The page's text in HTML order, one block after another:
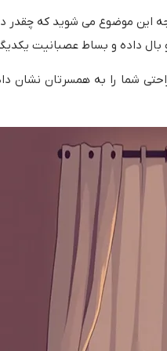
این موضوع می شوید که
داده و بساط عصبانیت یکدیگر
شما را به همسرتان